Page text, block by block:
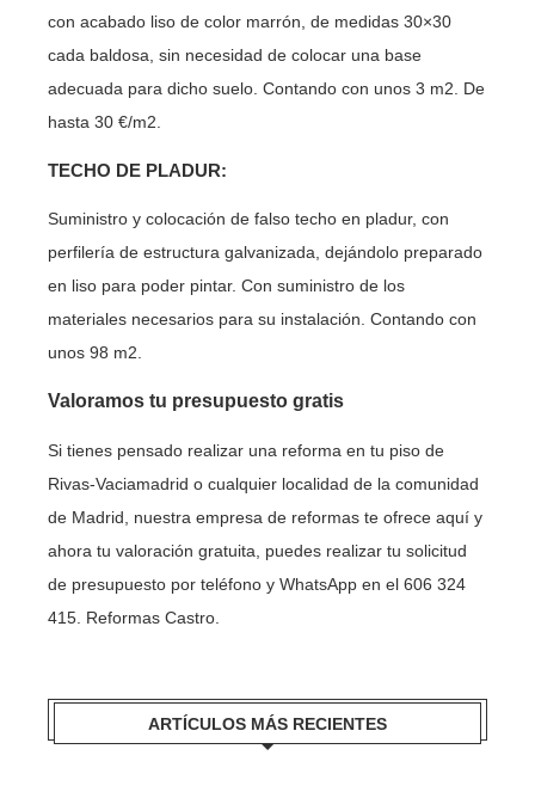
con acabado liso de color marrón, de medidas 30×30
cada baldosa, sin necesidad de colocar una base
adecuada para dicho suelo. Contando con unos 3 m2. De
hasta 30 €/m2.
TECHO DE PLADUR:
Suministro y colocación de falso techo en pladur, con
perfilería de estructura galvanizada, dejándolo preparado
en liso para poder pintar. Con suministro de los
materiales necesarios para su instalación. Contando con
unos 98 m2.
Valoramos tu presupuesto gratis
Si tienes pensado realizar una reforma en tu piso de
Rivas-Vaciamadrid o cualquier localidad de la comunidad
de Madrid, nuestra empresa de reformas te ofrece aquí y
ahora tu valoración gratuita, puedes realizar tu solicitud
de presupuesto por teléfono y WhatsApp en el 606 324
415. Reformas Castro.
ARTÍCULOS MÁS RECIENTES